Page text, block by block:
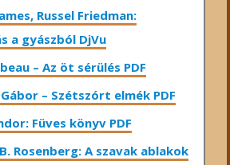
Russel Friedman:
a gyászból DjVu
– Az öt sérülés PDF
– Szétszórt elmék PDF
Füves könyv PDF
Rosenberg: A szavak ablakok